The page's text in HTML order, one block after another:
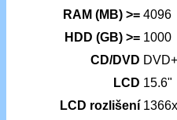
RAM (MB) >= 4096
HDD (GB) >= 1000
CD/DVD
LCD 15.6"
LCD rozlišení